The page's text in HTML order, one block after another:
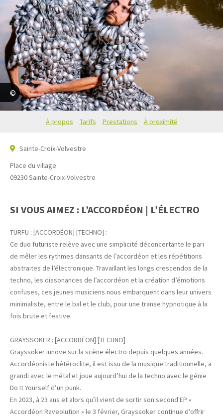
Art'Cade
À propos Tarifs Prestations À proximité
Sainte-Croix-Volvestre
Place du village
09230Sainte-Croix-Volvestre
SI VOUS AIMEZ : L’ACCORDÉON | L’ÉLECTRO
TURFU : [ACCORDÉON] [TECHNO] :
Ce duo futuriste relève avec une simplicité déconcertante le pari
de mêler les rythmes dansants de l’accordéon et les répétitions
abstraites de l’électronique. Travaillant les longs crescendos de la
techno, les dissonances de l’accordéon et la création d’émotions
confuses, ces jeunes musiciens nous embarquent dans leur univers
minimaliste, entre le bal et le club, pour une transe hypnotique à la
fois brute et festive.
GRAYSSOKER : [ACCORDÉON] [TECHNO]
Grayssoker innove sur la scène électro depuis quelques années.
Accordéoniste hétéroclite, il est issu de la musique traditionnelle, a
grandi avec le métal et joue aujourd’hui de la techno avec le génie
Do It Yourself d’un punk.
En 2023, à 23 ans et alors qu’il vient de sortir son second EP «
Accordéon Raveolution » le 3 février, Grayssoker continue d’offrir